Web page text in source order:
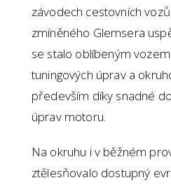
závodech cestovních
zmíněného Glemsera
se stalo oblíbeným
tuningových úprav a
především díky snadné
úprav motoru.
Na okruhu i v běžném
ztělesňovalo dostupný